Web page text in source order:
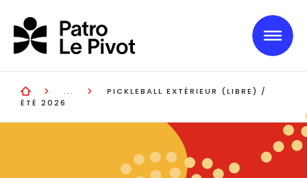
PICKLEBALL EXTÉRIEUR (LIBRE) /
ÉTÉ 2026